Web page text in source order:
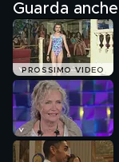
Guarda anche
PROSSIMO VIDEO